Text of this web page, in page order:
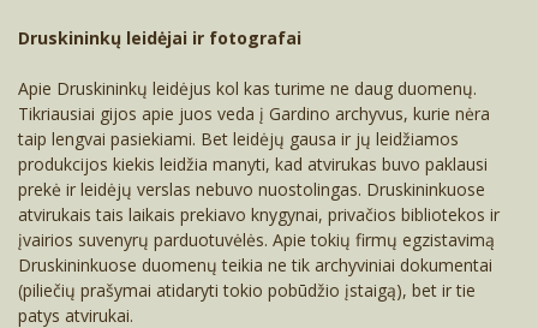
Pocztówki ze zdjęciami Druskienik
Okres carski
Niemen
Park lecznicy
Jezioro Druskonis
Pierwsza Wojna Światowa
Okres międzywojenny
Niemen
Druga Wojna Światowa
Pocztówki ze zdjęciami Druskienik
Okres carski
Jezioro Druskonis
Willa Linksma
Okres międzywojenny
Jezioro Druskonis
Druga Wojna Światowa
Druskininkų leidėjai ir fotografai
Apie Druskininkų leidėjus kol kas turime ne daug duomenų.
Tikriausiai gijos apie juos veda į Gardino archyvus, kurie nėra
taip lengvai pasiekiami. Bet leidėjų gausa ir jų leidžiamos
produkcijos kiekis leidžia manyti, kad atvirukas buvo paklausi
prekė ir leidėjų verslas nebuvo nuostolingas. Druskininkuose
atvirukais tais laikais prekiavo knygynai, privačios bibliotekos ir
įvairios suvenyrų parduotuvėlės. Apie tokių firmų egzistavimą
Druskininkuose duomenų teikia ne tik archyviniai dokumentai
(piliečių prašymai atidaryti tokio pobūdžio įstaigą), bet ir tie
patys atvirukai.